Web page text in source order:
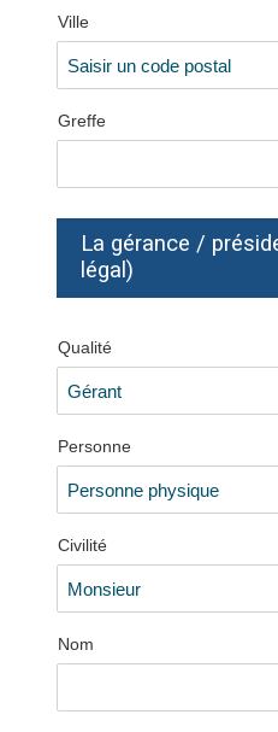
Ville
Greffe
La gérance /
légal)
Qualité
Personne
Civilité
Nom